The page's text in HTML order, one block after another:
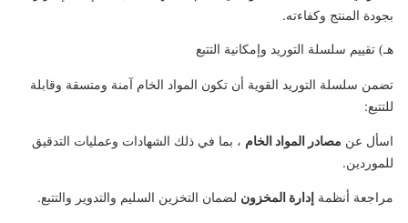
بجودة المنتج وكفاءته.
هـ) تقييم سلسلة التوريد وإمكانية التتبع
تضمن سلسلة التوريد القوية أن تكون المواد الخام آمنة ومتسقة وقابلة
للتتبع:
اسأل عن مصادر المواد الخام ، بما في ذلك الشهادات وعمليات التدقيق
للموردين.
مراجعة أنظمة إدارة المخزون لضمان التخزين السليم والتدوير والتتبع.